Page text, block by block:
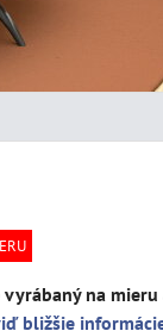
na
bližšie